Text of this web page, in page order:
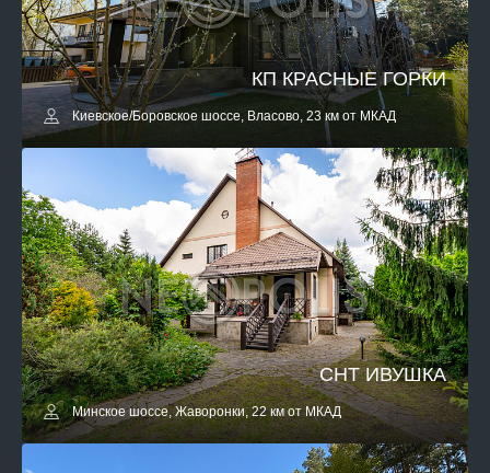
КП КРАСНЫЕ ГОРКИ
Киевское/Боровское шоссе, Власово, 23 км от МКАД
СНТ ИВУШКА
Минское шоссе, Жаворонки, 22 км от МКАД